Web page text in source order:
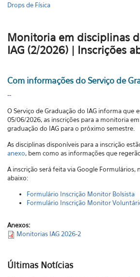
Drops de Física
Monitoria em disciplinas
IAG (2/2026) | Inscrições
Com informações do Serviço de
--
O Serviço de Graduação do IAG informa que
05/06/2026, as inscrições para a monitoria
graduação do IAG para o próximo semestre.
As disciplinas disponíveis para a inscrição
anexo, bem como as informações que
A inscrição será feita via Google Formulários,
abaixo:
Formulário Inscrição Monitor Bolsista
Formulário Inscrição Monitor
Anexos:
Monitorias IAG 2026-2
Últimas Notícias